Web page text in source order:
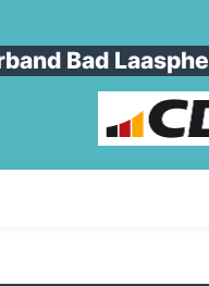
Bad Laasphe